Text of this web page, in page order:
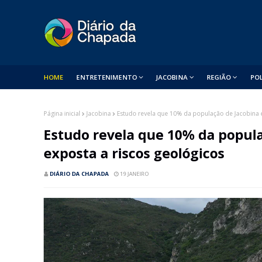
HOME ENTRETENIMENTO JACOBINA REGIÃO
Página inicial Jacobina Estudo revela que 10% da população de
Estudo revela que 10% da
exposta a riscos geológicos
DIÁRIO DA CHAPADA 19 JANEIRO